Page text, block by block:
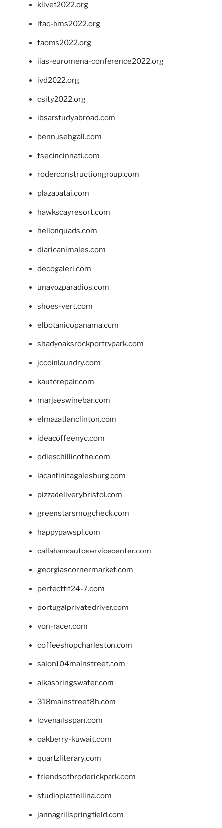
klivet2022.org
ifac-hms2022.org
taoms2022.org
iias-euromena-conference2022.org
ivd2022.org
csity2022.org
ibsarstudyabroad.com
bennusehgall.com
tsecincinnati.com
roderconstructiongroup.com
plazabatai.com
hawkscayresort.com
hellonquads.com
diarioanimales.com
decogaleri.com
unavozparadios.com
shoes-vert.com
elbotanicopanama.com
shadyoaksrockportrvpark.com
jccoinlaundry.com
kautorepair.com
marjaeswinebar.com
elmazatlanclinton.com
ideacoffeenyc.com
odieschillicothe.com
lacantinitagalesburg.com
pizzadeliverybristol.com
greenstarsmogcheck.com
happypawspl.com
callahansautoservicecenter.com
georgiascornermarket.com
perfectfit24-7.com
portugalprivatedriver.com
von-racer.com
coffeeshopcharleston.com
salon104mainstreet.com
alkaspringswater.com
318mainstreet8h.com
lovenailsspari.com
oakberry-kuwait.com
quartzliterary.com
friendsofbroderickpark.com
studiopiattellina.com
jannagrillspringfield.com